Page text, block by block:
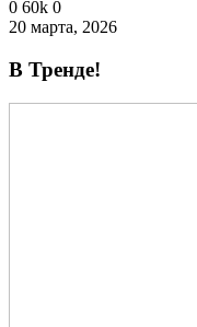
0 60k 0
20 марта, 2026
В Тренде!